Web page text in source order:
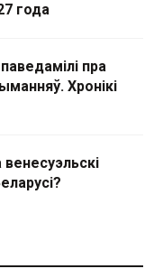
года
пра
Хронікі